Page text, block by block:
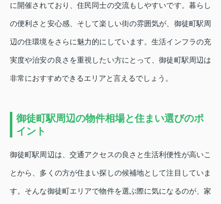
に開催されており、住民同士の交流もしやすいです。暮らし
の便利さと安心感、そして楽しい街の雰囲気が、御徒町駅周
辺の住環境をさらに魅力的にしています。生活インフラの充
実度や治安の良さを重視したい方にとって、御徒町駅周辺は
非常におすすめできるエリアと言えるでしょう。
御徒町駅周辺の物件相場と住まい選びのポ
イント
御徒町駅周辺は、交通アクセスの良さと生活利便性が高いこ
とから、多くの方が住まい探しの候補地として注目していま
す。そんな御徒町エリアで物件を選ぶ際に気になるのが、家